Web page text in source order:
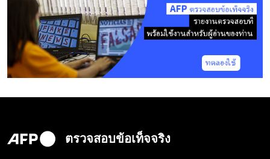
ตรวจสอบข้อเท็จจริง